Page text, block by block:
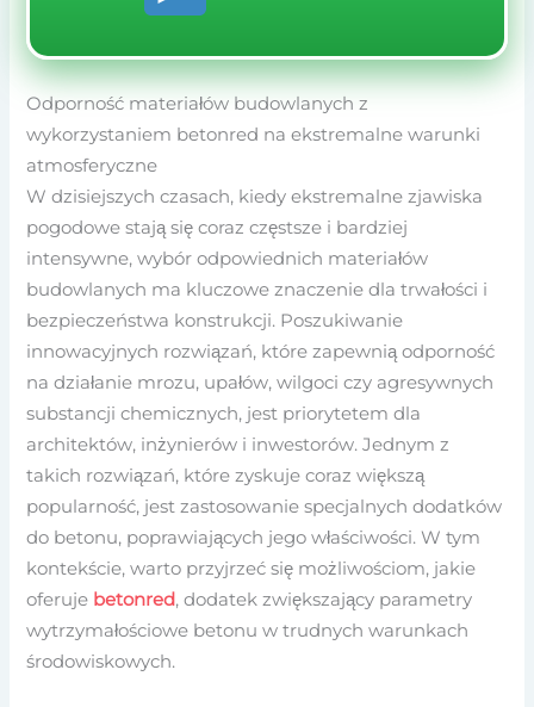
Odporność materiałów budowlanych z
wykorzystaniem betonred na ekstremalne warunki
atmosferyczne
W dzisiejszych czasach, kiedy ekstremalne zjawiska
pogodowe stają się coraz częstsze i bardziej
intensywne, wybór odpowiednich materiałów
budowlanych ma kluczowe znaczenie dla trwałości i
bezpieczeństwa konstrukcji. Poszukiwanie
innowacyjnych rozwiązań, które zapewnią odporność
na działanie mrozu, upałów, wilgoci czy agresywnych
substancji chemicznych, jest priorytetem dla
architektów, inżynierów i inwestorów. Jednym z
takich rozwiązań, które zyskuje coraz większą
popularność, jest zastosowanie specjalnych dodatków
do betonu, poprawiających jego właściwości. W tym
kontekście, warto przyjrzeć się możliwościom, jakie
oferuje betonred, dodatek zwiększający parametry
wytrzymałościowe betonu w trudnych warunkach
środowiskowych.